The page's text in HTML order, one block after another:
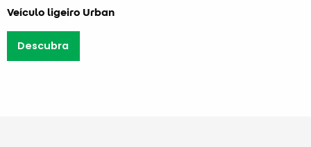
Veículo ligeiro Urban
Descubra